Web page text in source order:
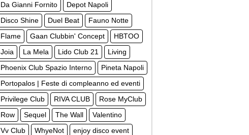
Da Gianni Fornito
Depot Napoli
Disco Shine
Duel Beat
Fauno Notte
Flame
Gaan Clubbin' Concept
HBTOO
Joia
La Mela Lido Club 21
Living
Phoenix Club Spazio Interno
Pineta Napoli
Portopalos | Feste di compleanno ed eventi
Privilege Club
RIVA CLUB
Rose MyClub
Row
Sequel The Wall
Valentino
Vv Club
WhyeNot enjoy disco event